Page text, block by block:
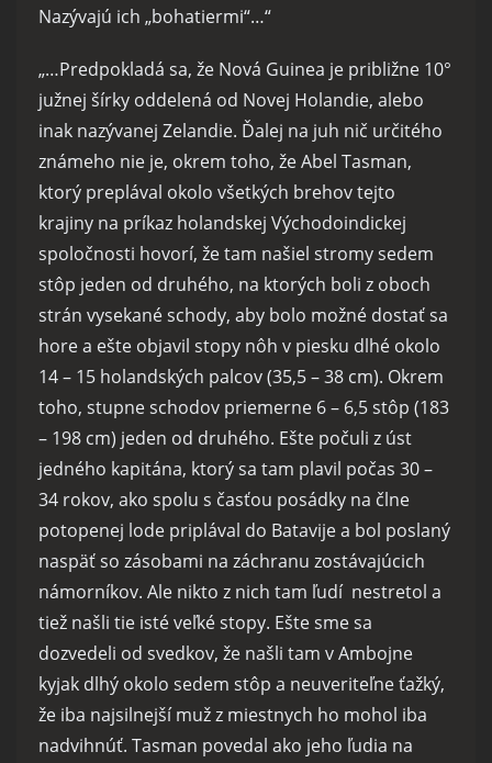
Nazývajú ich „bohatiermi“…“
„…Predpokladá sa, že Nová Guinea je približne 10°
južnej šírky oddelená od Novej Holandie, alebo
inak nazývanej Zelandie. Ďalej na juh nič určitého
známeho nie je, okrem toho, že Abel Tasman,
ktorý preplával okolo všetkých brehov tejto
krajiny na príkaz holandskej Východoindickej
spoločnosti hovorí, že tam našiel stromy sedem
stôp jeden od druhého, na ktorých boli z oboch
strán vysekané schody, aby bolo možné dostať sa
hore a ešte objavil stopy nôh v piesku dlhé okolo
14 – 15 holandských palcov (35,5 – 38 cm). Okrem
toho, stupne schodov priemerne 6 – 6,5 stôp (183
– 198 cm) jeden od druhého. Ešte počuli z úst
jedného kapitána, ktorý sa tam plavil počas 30 –
34 rokov, ako spolu s časťou posádky na člne
potopenej lode priplával do Batavije a bol poslaný
naspäť so zásobami na záchranu zostávajúcich
námorníkov. Ale nikto z nich tam ľudí nestretol a
tiež našli tie isté veľké stopy. Ešte sme sa
dozvedeli od svedkov, že našli tam v Ambojne
kyjak dlhý okolo sedem stôp a neuveriteľne ťažký,
že iba najsilnejší muž z miestnych ho mohol iba
nadvihnúť. Tasman povedal ako jeho ľudia na